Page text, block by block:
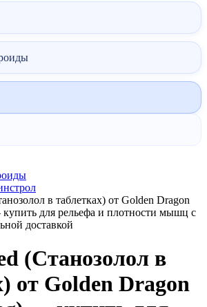
в таблетках) от Golden Dragon
для рельефа и плотности мышц с
доставкой
(Станозолол в
от Golden Dragon